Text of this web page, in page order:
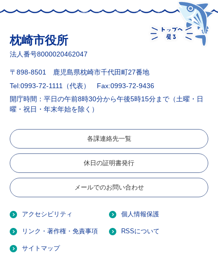
枕崎市役所
法人番号8000020462047
〒898-8501 鹿児島県枕崎市千代田町27番地
Tel:0993-72-1111（代表）
Fax:0993-72-9436
開庁時間：平日の午前8時30分から午後5時15分まで（土曜・日
曜・祝日・年末年始を除く）
各課連絡先一覧
休日の証明書発行
メールでのお問い合わせ
アクセシビリティ 個人情報保護
リンク・著作権・免責事項 RSSについて
サイトマップ